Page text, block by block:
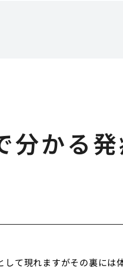
分かる
して現れますがその裏に